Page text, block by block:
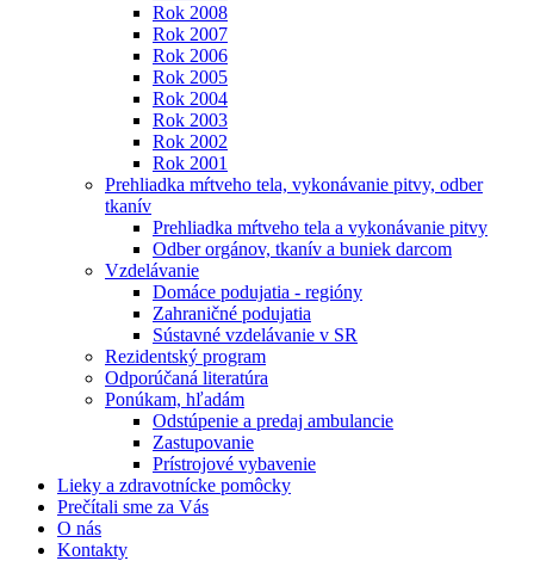
Rok 2008
Rok 2007
Rok 2006
Rok 2005
Rok 2004
Rok 2003
Rok 2002
Rok 2001
Prehliadka mŕtveho tela, vykonávanie pitvy, odber
tkanív
Prehliadka mŕtveho tela a vykonávanie pitvy
Odber orgánov, tkanív a buniek darcom
Vzdelávanie
Domáce podujatia - regióny
Zahraničné podujatia
Sústavné vzdelávanie v SR
Rezidentský program
Odporúčaná literatúra
Ponúkam, hľadám
Odstúpenie a predaj ambulancie
Zastupovanie
Prístrojové vybavenie
Lieky a zdravotnícke pomôcky
Prečítali sme za Vás
O nás
Kontakty